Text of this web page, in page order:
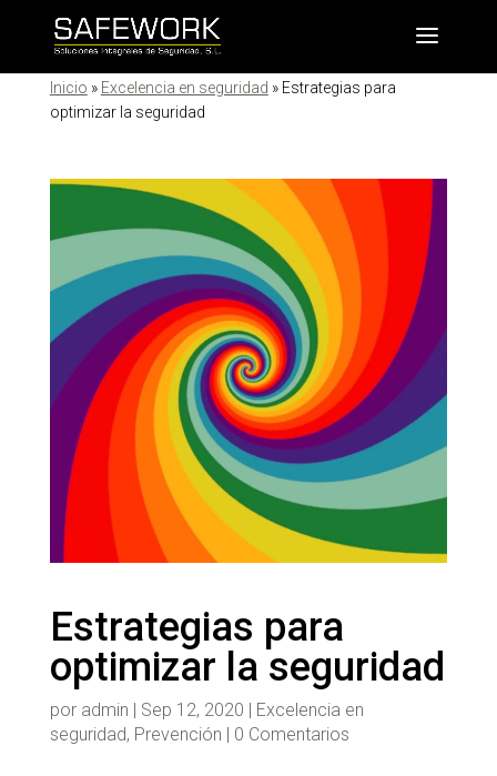
Inicio » Excelencia en seguridad » Estrategias para
optimizar la seguridad
Estrategias para
optimizar la seguridad
por admin | Sep 12, 2020 | Excelencia en
seguridad, Prevención | 0 Comentarios